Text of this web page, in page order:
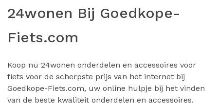
24wonen Bij Goedkope-
Fiets.com
Koop nu 24wonen onderdelen en accessoires voor
fiets voor de scherpste prijs van het internet bij
Goedkope-Fiets.com, uw online hulpje bij het vinden
van de beste kwaliteit onderdelen en accessoires.